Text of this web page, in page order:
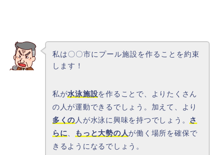
私は〇〇市にプール施設を作ることを約束
します！
私が水泳施設を作ることで、よりたくさん
の人が運動できるでしょう。加えて、より
多くの 人が水泳に興味を持つでしょう。 さ
らに
もっと大勢の人が働く場所を確保で
きるようになるでしょう。